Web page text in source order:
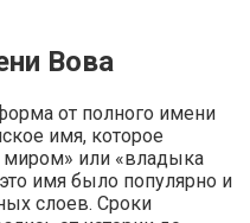
Вова
от полного имени
имя, которое
или «владыка
имя было популярно и
слоев. Сроки